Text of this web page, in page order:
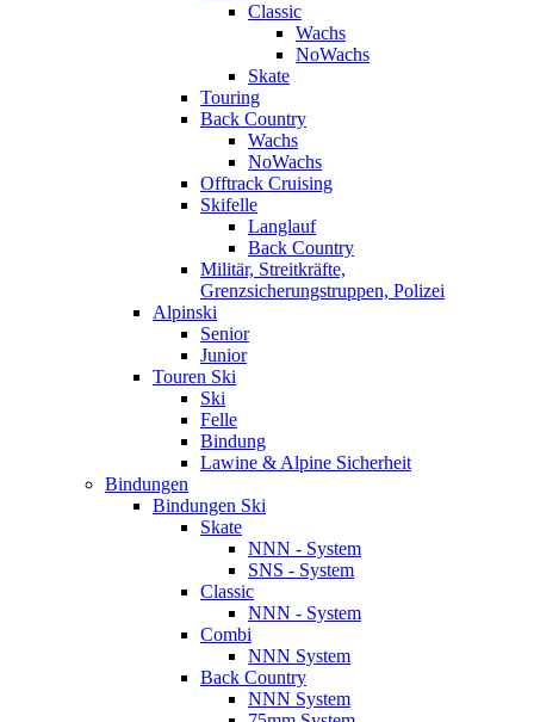
Classic
Wachs
NoWachs
Skate
Touring
Back Country
Wachs
NoWachs
Offtrack Cruising
Skifelle
Langlauf
Back Country
Militär, Streitkräfte,
Grenzsicherungstruppen, Polizei
Alpinski
Senior
Junior
Touren Ski
Ski
Felle
Bindung
Lawine & Alpine Sicherheit
Bindungen
Bindungen Ski
Skate
NNN - System
SNS - System
Classic
NNN - System
Combi
NNN System
Back Country
NNN System